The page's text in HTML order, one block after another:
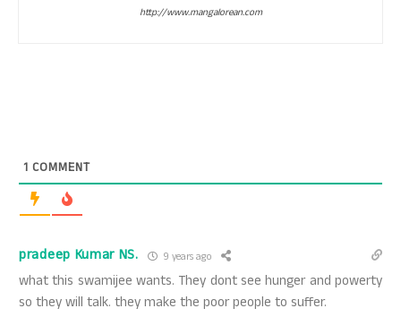
http://www.mangalorean.com
1 COMMENT
pradeep Kumar NS. 9 years ago
what this swamijee wants. They dont see hunger and powerty
so they will talk. they make the poor people to suffer.